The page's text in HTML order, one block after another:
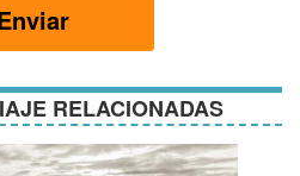
RELACIONADAS